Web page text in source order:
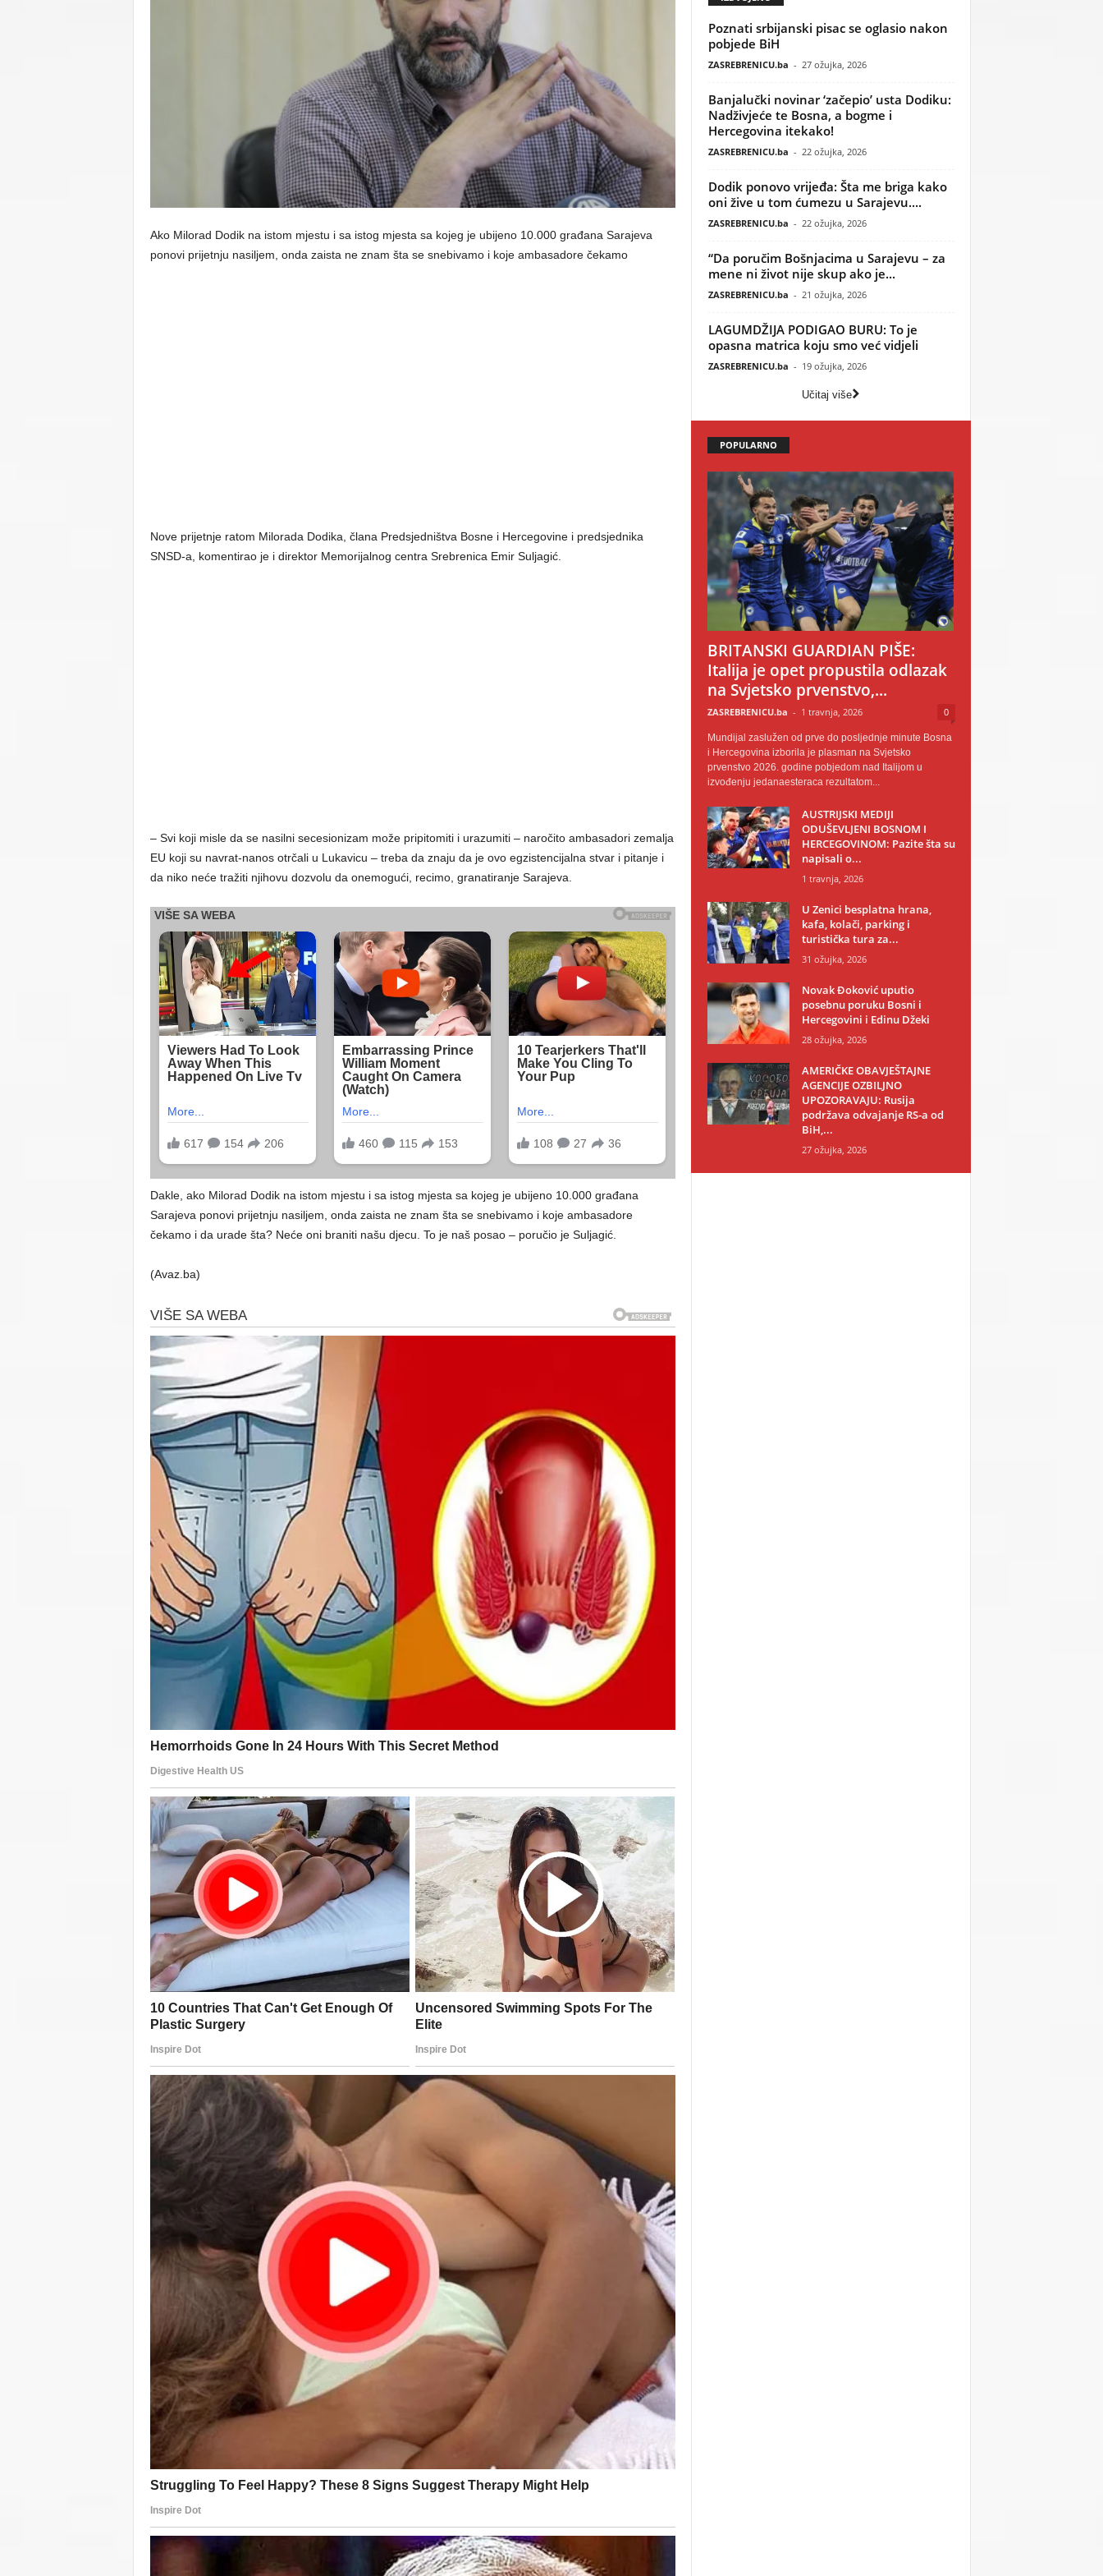
Ako Milorad Dodik na istom mjestu i sa istog mjesta sa kojeg je ubijeno 10.000 građana Sarajeva
ponovi prijetnju nasiljem, onda zaista ne znam šta se snebivamo i koje ambasadore čekamo
Nove prijetnje ratom Milorada Dodika, člana Predsjedništva Bosne i Hercegovine i predsjednika
SNSD-a, komentirao je i direktor Memorijalnog centra Srebrenica Emir Suljagić.
– Svi koji misle da se nasilni secesionizam može pripitomiti i urazumiti – naročito ambasadori zemalja
EU koji su navrat-nanos otrčali u Lukavicu – treba da znaju da je ovo egzistencijalna stvar i pitanje i
da niko neće tražiti njihovu dozvolu da onemogući, recimo, granatiranje Sarajeva.
Dakle, ako Milorad Dodik na istom mjestu i sa istog mjesta sa kojeg je ubijeno 10.000 građana
Sarajeva ponovi prijetnju nasiljem, onda zaista ne znam šta se snebivamo i koje ambasadore
čekamo i da urade šta? Neće oni braniti našu djecu. To je naš posao – poručio je Suljagić.
(Avaz.ba)
Poznati srbijanski pisac se oglasio nakon
pobjede BiH
ZASREBRENICU.ba - 27 ožujka, 2026
Banjalučki novinar ‘začepio’ usta Dodiku:
Nadživjeće te Bosna, a bogme i
Hercegovina itekako!
ZASREBRENICU.ba - 22 ožujka, 2026
Dodik ponovo vrijeđa: Šta me briga kako
oni žive u tom ćumezu u Sarajevu....
ZASREBRENICU.ba - 22 ožujka, 2026
“Da poručim Bošnjacima u Sarajevu – za
mene ni život nije skup ako je...
ZASREBRENICU.ba - 21 ožujka, 2026
LAGUMDŽIJA PODIGAO BURU: To je
opasna matrica koju smo već vidjeli
ZASREBRENICU.ba - 19 ožujka, 2026
Učitaj više
POPULARNO
BRITANSKI GUARDIAN PIŠE:
Italija je opet propustila odlazak
na Svjetsko prvenstvo,...
ZASREBRENICU.ba - 1 travnja, 2026 0
Mundijal zaslužen od prve do posljednje minute Bosna
i Hercegovina izborila je plasman na Svjetsko
prvenstvo 2026. godine pobjedom nad Italijom u
izvođenju jedanaesteraca rezultatom...
AUSTRIJSKI MEDIJI
ODUŠEVLJENI BOSNOM I
HERCEGOVINOM: Pazite šta su
napisali o...
1 travnja, 2026
U Zenici besplatna hrana,
kafa, kolači, parking i
turistička tura za...
31 ožujka, 2026
Novak Đoković uputio
posebnu poruku Bosni i
Hercegovini i Edinu Džeki
28 ožujka, 2026
AMERIČKE OBAVJEŠTAJNE
AGENCIJE OZBILJNO
UPOZORAVAJU: Rusija
podržava odvajanje RS-a od
BiH,...
27 ožujka, 2026